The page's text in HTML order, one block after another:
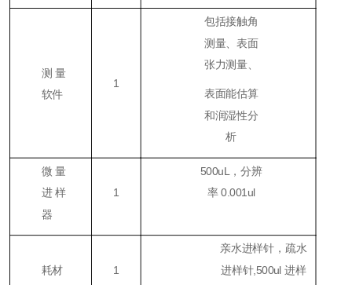
测量
软件
1
包括接触角
测量、表面
张力测量、
表面能估算
和润湿性分
析
微量
进样
器
1
500uL，分辨
率 0.001ul
耗材 1
亲水进样针，疏水
进样针,500ul 进样